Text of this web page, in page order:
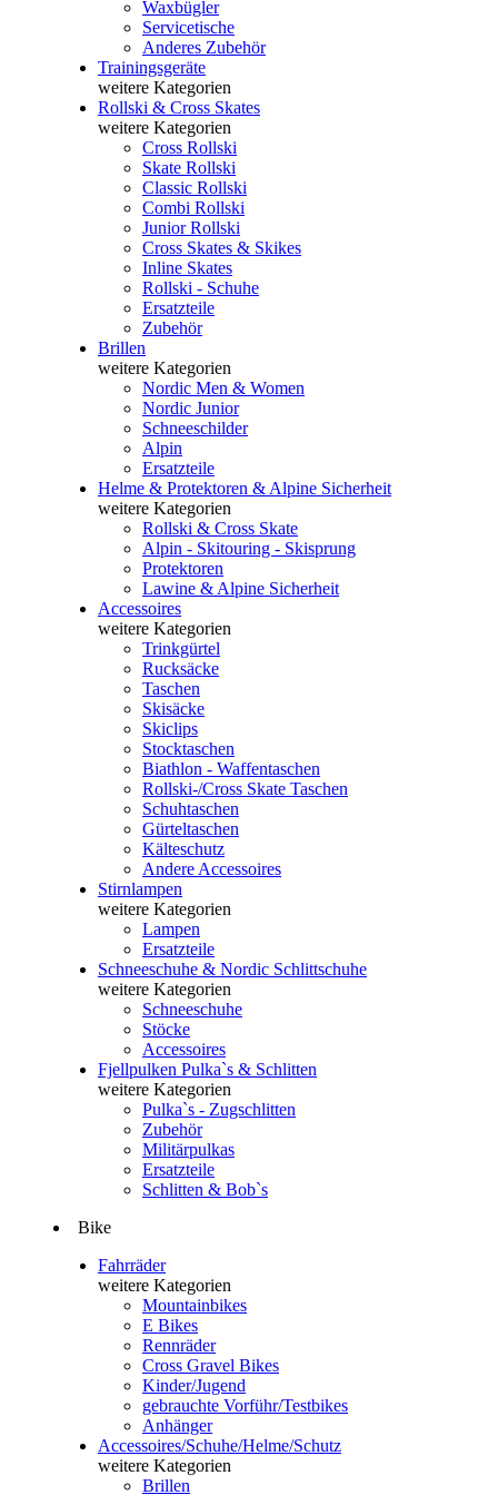
Waxbügler
Servicetische
Anderes Zubehör
Trainingsgeräte
weitere Kategorien
Rollski & Cross Skates
weitere Kategorien
Cross Rollski
Skate Rollski
Classic Rollski
Combi Rollski
Junior Rollski
Cross Skates & Skikes
Inline Skates
Rollski - Schuhe
Ersatzteile
Zubehör
Brillen
weitere Kategorien
Nordic Men & Women
Nordic Junior
Schneeschilder
Alpin
Ersatzteile
Helme & Protektoren & Alpine Sicherheit
weitere Kategorien
Rollski & Cross Skate
Alpin - Skitouring - Skisprung
Protektoren
Lawine & Alpine Sicherheit
Accessoires
weitere Kategorien
Trinkgürtel
Rucksäcke
Taschen
Skisäcke
Skiclips
Stocktaschen
Biathlon - Waffentaschen
Rollski-/Cross Skate Taschen
Schuhtaschen
Gürteltaschen
Kälteschutz
Andere Accessoires
Stirnlampen
weitere Kategorien
Lampen
Ersatzteile
Schneeschuhe & Nordic Schlittschuhe
weitere Kategorien
Schneeschuhe
Stöcke
Accessoires
Fjellpulken Pulka`s & Schlitten
weitere Kategorien
Pulka`s - Zugschlitten
Zubehör
Militärpulkas
Ersatzteile
Schlitten & Bob`s
Bike
Fahrräder
weitere Kategorien
Mountainbikes
E Bikes
Rennräder
Cross Gravel Bikes
Kinder/Jugend
gebrauchte Vorführ/Testbikes
Anhänger
Accessoires/Schuhe/Helme/Schutz
weitere Kategorien
Brillen